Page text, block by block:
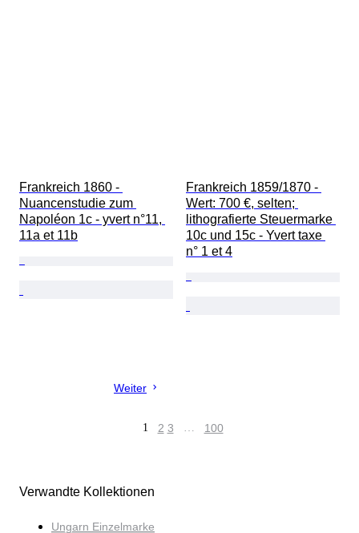
Frankreich 1860 -
Nuancenstudie zum
Napoléon 1c - yvert n°11,
11a et 11b
Frankreich 1859/1870 -
Wert: 700 €, selten;
lithografierte Steuermarke
10c und 15c - Yvert taxe
n° 1 et 4
Weiter
1 2 3 … 100
Verwandte Kollektionen
Ungarn Einzelmarke